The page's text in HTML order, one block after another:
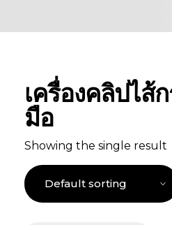
เครื่องคลิปไส้
มือ
Showing the single result